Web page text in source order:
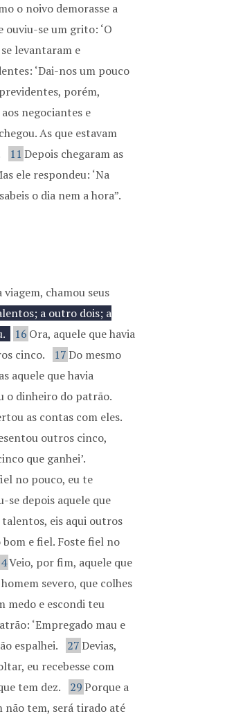
o noivo demorasse a
ouviu-se um grito: ‘O
levantaram e
‘Dai-nos um pouco
porém,
negociantes e
As que estavam
11 Depois chegaram as
ele respondeu: ‘Na
o dia nem a hora”.
chamou seus
a outro dois; a
16 Ora, aquele que havia
cinco.
17Do mesmo
aquele que havia
o dinheiro do patrão.
as contas com eles.
outros cinco,
que ganhei’.
no pouco, eu te
se depois aquele que
eis aqui outros
e fiel. Foste fiel no
Veio, por fim, aquele que
severo, que colhes
medo e escondi teu
‘Empregado mau e
espalhei.
27Devias,
eu recebesse com
tem dez. 29Porque a
não tem, será tirado até